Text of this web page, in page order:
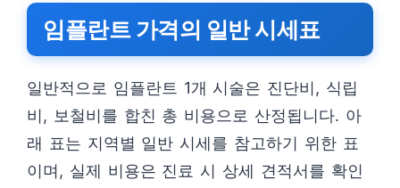
임플란트 가격의 일반 시세표
일반적으로 임플란트 1개 시술은 진단비, 식립
비, 보철비를 합친 총 비용으로 산정됩니다. 아
래 표는 지역별 일반 시세를 참고하기 위한 표
이며, 실제 비용은 진료 시 상세 견적서를 확인